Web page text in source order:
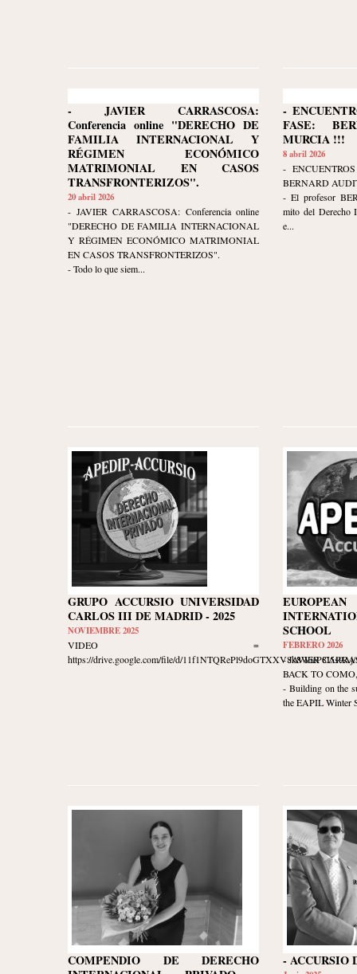
- JAVIER CARRASCOSA:
Conferencia online "DERECHO DE
FAMILIA INTERNACIONAL Y
RÉGIMEN ECONÓMICO
MATRIMONIAL EN CASOS
TRANSFRONTERIZOS".
20 abril 2026
- JAVIER CARRASCOSA: Conferencia online
"DERECHO DE FAMILIA INTERNACIONAL
Y RÉGIMEN ECONÓMICO MATRIMONIAL
EN CASOS TRANSFRONTERIZOS".
- Todo lo que siem...
-
FASE:
MURCIA !!!
8 abril 2026
-
BERNARD
- El profesor
mito del Derecho
e...
GRUPO ACCURSIO UNIVERSIDAD
CARLOS III DE MADRID - 2025
NOVIEMBRE 2025
VIDEO =
https://drive.google.com/file/d/
SCHOOL
FEBRERO 2026
- JAVIER
BACK TO
- Building on the
the EAPIL Winter
COMPENDIO DE DERECHO
- ACCURSIO